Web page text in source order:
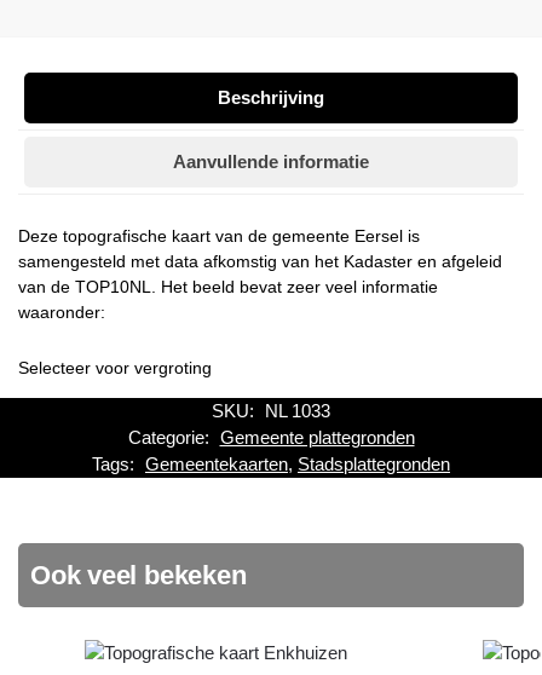
Beschrijving
Aanvullende informatie
Deze topografische kaart van de gemeente Eersel is
samengesteld met data afkomstig van het Kadaster en afgeleid
van de TOP10NL. Het beeld bevat zeer veel informatie
waaronder:
Selecteer voor vergroting
SKU:
NL 1033
Categorie: Gemeente plattegronden
Tags: Gemeentekaarten, Stadsplattegronden
Ook veel bekeken